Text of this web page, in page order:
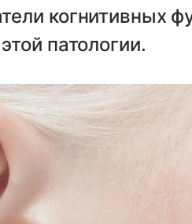
когнитивных
патологии.